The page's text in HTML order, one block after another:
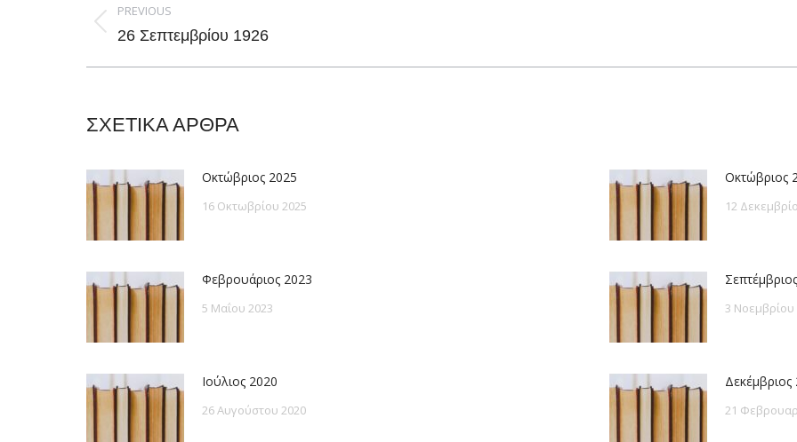
navigation
PREVIOUS
Previous
26 Σεπτεμβρίου 1926
ΣΧΕΤΙΚΑ ΑΡΘΡΑ
Οκτώβριος 2025
16 Οκτωβρίου 2025
Οκτώβριος
12
Φεβρουάριος 2023
5 Μαΐου 2023 3 Νοεμβρίου
Ιούλιος 2020
26 Αυγούστου 2020
Δεκέμβριος
21